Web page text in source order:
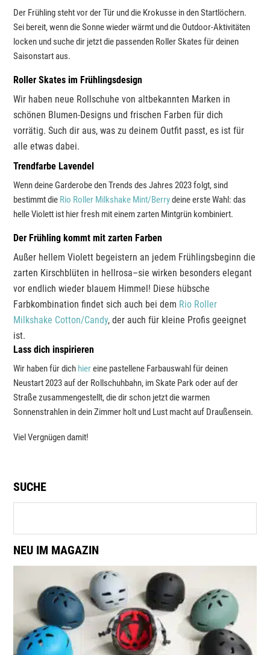
Der Frühling steht vor der Tür und die Krokusse in den Startlöchern.
Sei bereit, wenn die Sonne wieder wärmt und die Outdoor-Aktivitäten
locken und suche dir jetzt die passenden Roller Skates für deinen
Saisonstart aus.
Roller Skates im Frühlingsdesign
Wir haben neue Rollschuhe von altbekannten Marken in
schönen Blumen-Designs und frischen Farben für dich
vorrätig. Such dir aus, was zu deinem Outfit passt, es ist für
alle etwas dabei.
Trendfarbe Lavendel
Wenn deine Garderobe den Trends des Jahres 2023 folgt, sind
bestimmt die Rio Roller Milkshake Mint/Berrydeine erste Wahl: das
helle Violett ist hier fresh mit einem zarten Mintgrün kombiniert.
Der Frühling kommt mit zarten Farben
Außer hellem Violett begeistern an jedem Frühlingsbeginn die
zarten Kirschblüten in hellrosa–sie wirken besonders elegant
vor endlich wieder blauem Himmel! Diese hübsche
Farbkombination findet sich auch bei dem Rio Roller
Milkshake Cotton/Candy, der auch für kleine Profis geeignet
ist.
Lass dich inspirieren
Wir haben für dich hiereine pastellene Farbauswahl für deinen
Neustart 2023 auf der Rollschuhbahn, im Skate Park oder auf der
Straße zusammengestellt, die dir schon jetzt die warmen
Sonnenstrahlen in dein Zimmer holt und Lust macht auf Draußensein.
Viel Vergnügen damit!
SUCHE
NEU IM MAGAZIN